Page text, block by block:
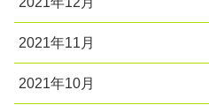
2021年11月
2021年10月